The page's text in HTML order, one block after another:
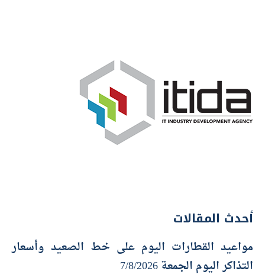
أحدث المقالات
مواعيد القطارات اليوم على خط الصعيد وأسعار
التذاكر اليوم الجمعة 7/8/2026